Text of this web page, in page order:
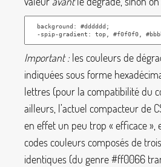
Important : les couleurs de
indiquées sous forme
lettres (pour la compatibilité du
ailleurs, l’actuel compacteur de
en effet un peu trop « efficace»,
codes couleurs composés de
identiques (du genre#ff0066